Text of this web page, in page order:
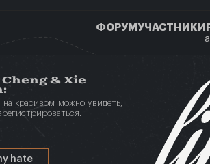
ФОРУМУЧАСТНИКИ
Cheng& Xie
:
на красивом можно увидеть,
hate